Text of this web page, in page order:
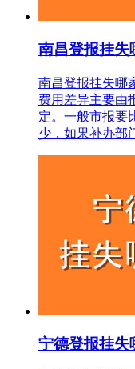
南昌登报挂失
南昌登报挂失哪
费用差异主要由
定。一般市报要
少，如果补办部
宁德登报挂失